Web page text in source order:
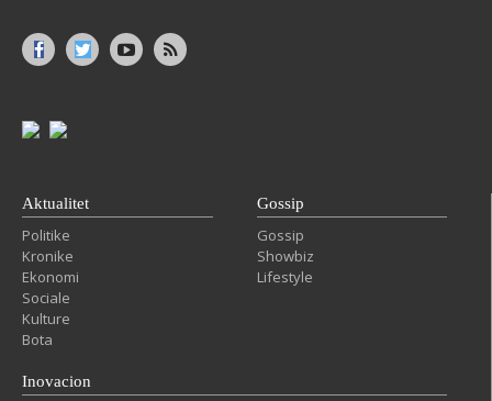
Aktualitet
Politike
Kronike
Ekonomi
Sociale
Kulture
Bota
Gossip
Gossip
Showbiz
Lifestyle
Inovacion